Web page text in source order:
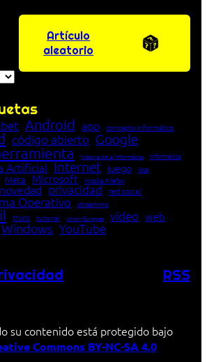
Artículo
aleatorio
Android app concepto informático
código abierto Google
historia de la Informática Informática
Artificial Internet juego lista
Meta Microsoft Mozilla Firefox
novedad privacidad red social
Operativo streaming
truco tutorial Unión Europea vídeo web
Windows YouTube
RSS
su contenido está protegido bajo
Commons BY-NC-SA 4.0